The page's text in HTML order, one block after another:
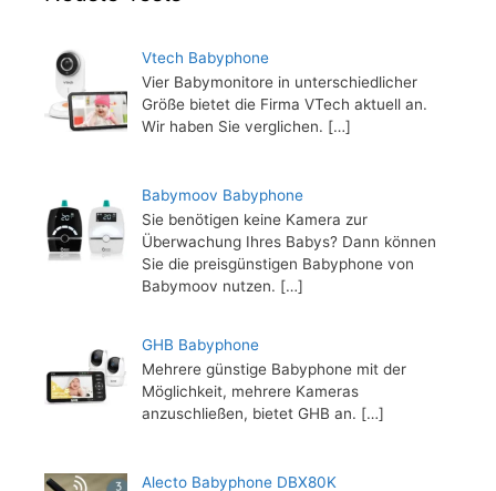
Vtech Babyphone
Vier Babymonitore in unterschiedlicher
Größe bietet die Firma VTech aktuell an.
Wir haben Sie verglichen. […]
Babymoov Babyphone
Sie benötigen keine Kamera zur
Überwachung Ihres Babys? Dann können
Sie die preisgünstigen Babyphone von
Babymoov nutzen. […]
GHB Babyphone
Mehrere günstige Babyphone mit der
Möglichkeit, mehrere Kameras
anzuschließen, bietet GHB an. […]
Alecto Babyphone DBX80K